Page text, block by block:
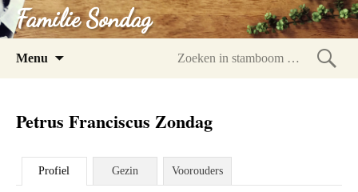
Familie Sondag
Menu
Petrus Franciscus Zondag
Profiel Gezin Voorouders